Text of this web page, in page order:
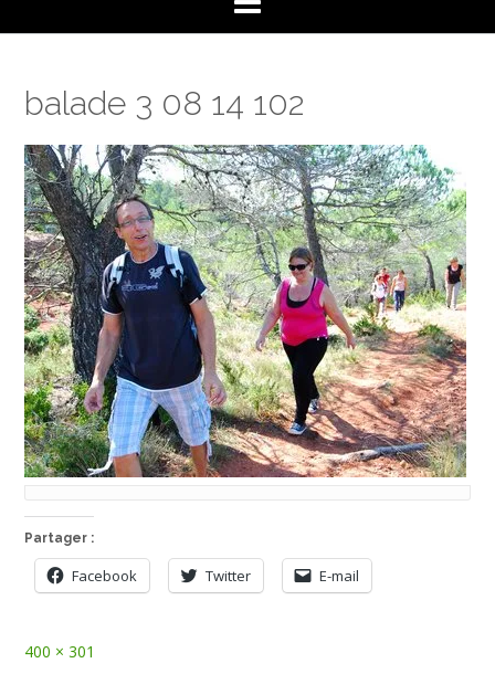
balade 3 08 14 102
Partager :
Facebook Twitter E-mail
Full
400 × 301